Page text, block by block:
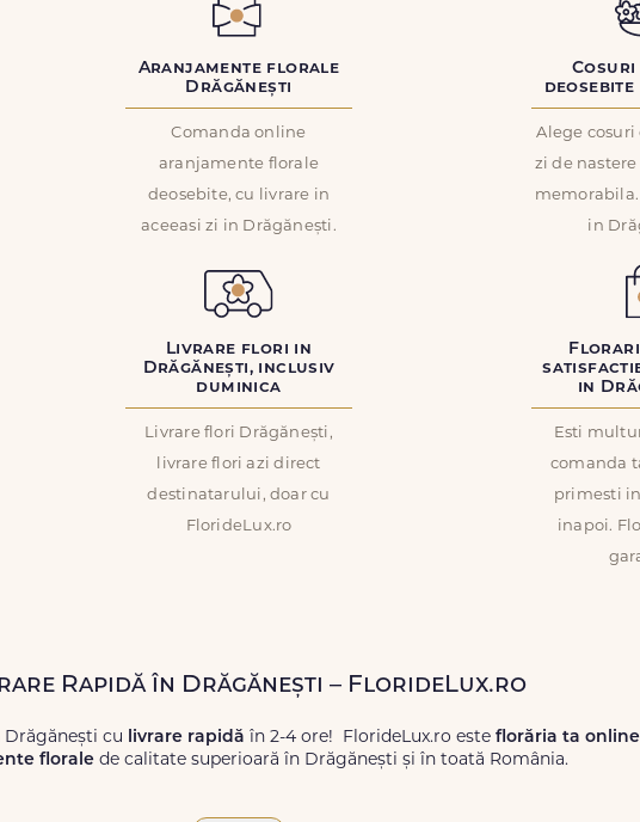
Aranjamente florale
Drăgănești
Comanda online
aranjamente florale
deosebite, cu livrare in
aceeasi zi in Drăgănești.
Alege
zi de nastere
in
Livrare flori in
Drăgănești, inclusiv
duminica
Livrare flori Drăgănești,
livrare flori azi direct
destinatarului, doar cu
FlorideLux.ro
in
Esti
comanda
primesti
inapoi.
Rapidă în Drăgănești – FlorideLux.ro
cu livrare rapidă în 2-4 ore! FlorideLux.ro este florăria ta online
florale de calitate superioară în Drăgănești și în toată România.